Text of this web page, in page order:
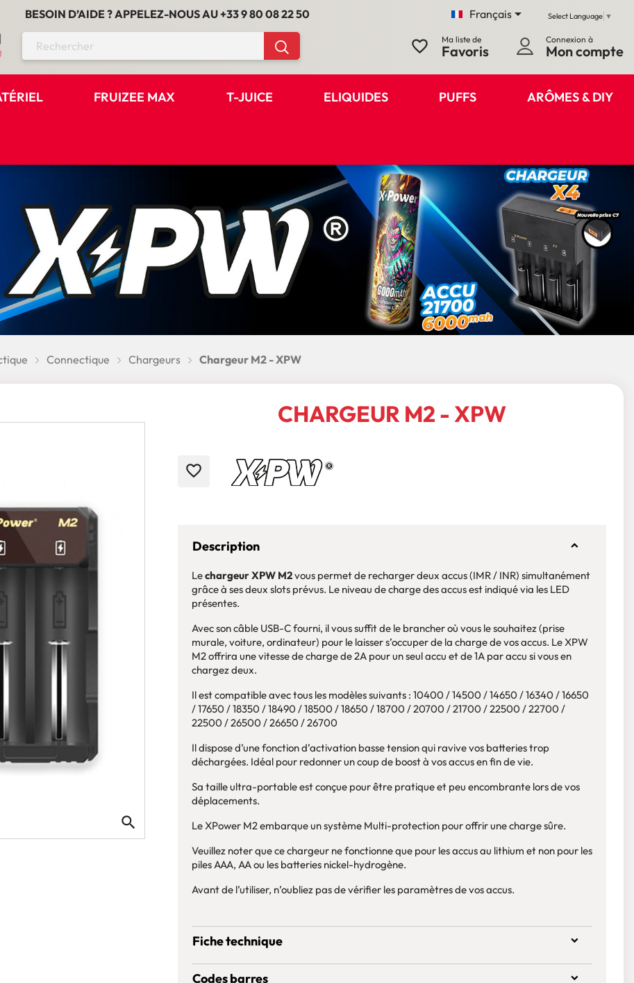
BESOIN D’AIDE ? APPELEZ-NOUS AU+33 9 80 08 22 50 Français Select Language ▼
favorite_border Ma liste de
Favoris
Connexion à
Mon compte
FRUIZEE MAX T-JUICE ELIQUIDES PUFFS ARÔMES & DIY
Connectique Chargeurs Chargeur M2 - XPW
search
CHARGEUR M2 - XPW
favorite_border
Description
Lechargeur XPW M2vous permet de recharger deux accus (IMR / INR) simultanément
grâce à ses deux slots prévus. Le niveau de charge des accus est indiqué via les LED
présentes.
Avec son câble USB-C fourni, il vous suffit de le brancher où vous le souhaitez (prise
murale, voiture, ordinateur) pour le laisser s’occuper de la charge de vos accus. Le XPW
M2 offrira une vitesse de charge de 2A pour un seul accu et de 1A par accu si vous en
chargez deux.
Il est compatible avec tous les modèles suivants : 10400 / 14500 / 14650 / 16340 / 16650
/ 17650 / 18350 / 18490 / 18500 / 18650 / 18700 / 20700 / 21700 / 22500 / 22700 /
22500 / 26500 / 26650 / 26700
Il dispose d’une fonction d’activation basse tension qui ravive vos batteries trop
déchargées. Idéal pour redonner un coup de boost à vos accus en fin de vie.
Sa taille ultra-portable est conçue pour être pratique et peu encombrante lors de vos
déplacements.
Le XPower M2 embarque un système Multi-protection pour offrir une charge sûre.
Veuillez noter que ce chargeur ne fonctionne que pour les accus au lithium et non pour les
piles AAA, AA ou les batteries nickel-hydrogène.
Avant de l’utiliser, n’oubliez pas de vérifier les paramètres de vos accus.
Fiche technique
Codes barres